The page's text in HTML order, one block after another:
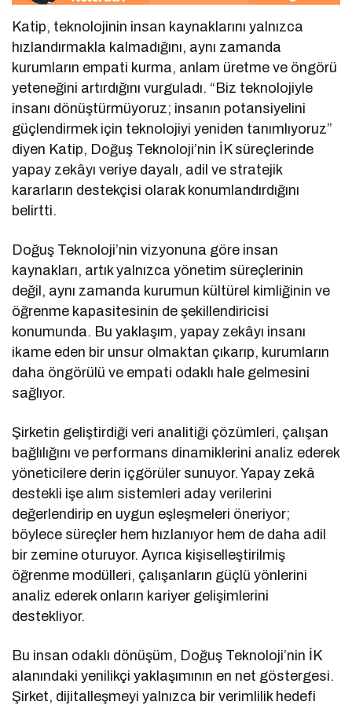
Katip, teknolojinin insan kaynaklarını yalnızca
hızlandırmakla kalmadığını, aynı zamanda
kurumların empati kurma, anlam üretme ve öngörü
yeteneğini artırdığını vurguladı. “Biz teknolojiyle
insanı dönüştürmüyoruz; insanın potansiyelini
güçlendirmek için teknolojiyi yeniden tanımlıyoruz”
diyen Katip, Doğuş Teknoloji’nin İK süreçlerinde
yapay zekâyı veriye dayalı, adil ve stratejik
kararların destekçisi olarak konumlandırdığını
belirtti.
Doğuş Teknoloji’nin vizyonuna göre insan
kaynakları, artık yalnızca yönetim süreçlerinin
değil, aynı zamanda kurumun kültürel kimliğinin ve
öğrenme kapasitesinin de şekillendiricisi
konumunda. Bu yaklaşım, yapay zekâyı insanı
ikame eden bir unsur olmaktan çıkarıp, kurumların
daha öngörülü ve empati odaklı hale gelmesini
sağlıyor.
Şirketin geliştirdiği veri analitiği çözümleri, çalışan
bağlılığını ve performans dinamiklerini analiz ederek
yöneticilere derin içgörüler sunuyor. Yapay zekâ
destekli işe alım sistemleri aday verilerini
değerlendirip en uygun eşleşmeleri öneriyor;
böylece süreçler hem hızlanıyor hem de daha adil
bir zemine oturuyor. Ayrıca kişiselleştirilmiş
öğrenme modülleri, çalışanların güçlü yönlerini
analiz ederek onların kariyer gelişimlerini
destekliyor.
Bu insan odaklı dönüşüm, Doğuş Teknoloji’nin İK
alanındaki yenilikçi yaklaşımının en net göstergesi.
Şirket, dijitalleşmeyi yalnızca bir verimlilik hedefi